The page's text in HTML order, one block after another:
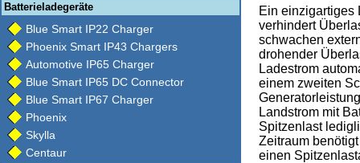
Batterieladegeräte
Blue Smart IP22 Charger
Phoenix Smart IP43 Chargers
Automotive IP65 Charger
Blue Smart IP65 DC Connector
Blue Smart IP67 Charger
Phoenix
Skylla
Centaur
Ein einzigartiges
verhindert
schwachen
drohender
Ladestrom
einem zweiten
Landstrom mit
Spitzenlast
Zeitraum
einen